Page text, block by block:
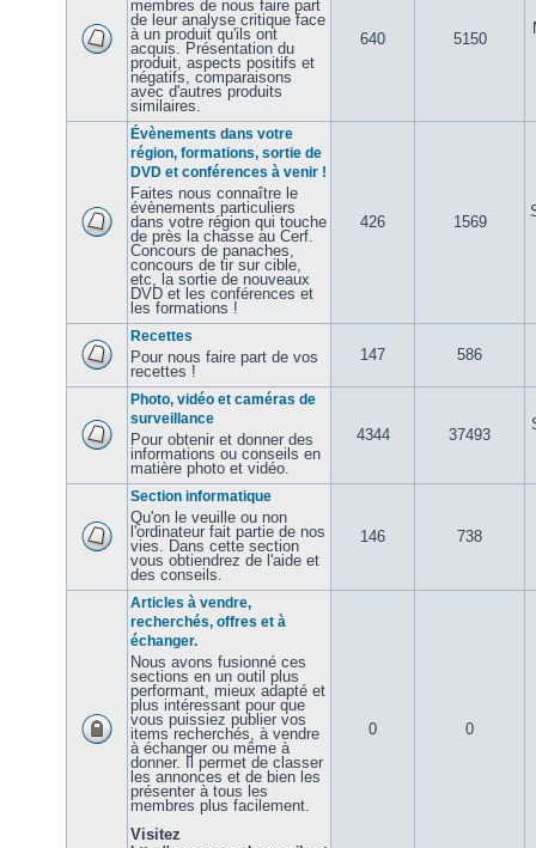
membres de nous faire part
de leur analyse critique face
à un produit qu'ils ont
acquis. Présentation du
produit, aspects positifs et
négatifs, comparaisons
avec d'autres produits
similaires.
640 5150
Évènements dans votre
région, formations, sortie de
DVD et conférences à venir !
Faites nous connaître le
évènements particuliers
dans votre région qui touche
de près la chasse au Cerf.
Concours de panaches,
concours de tir sur cible,
etc, la sortie de nouveaux
DVD et les conférences et
les formations !
426 1569
Recettes
Pour nous faire part de vos
recettes !
147 586
Photo, vidéo et caméras de
surveillance
Pour obtenir et donner des
informations ou conseils en
matière photo et vidéo.
4344 37493
Section informatique
Qu'on le veuille ou non
l'ordinateur fait partie de nos
vies. Dans cette section
vous obtiendrez de l'aide et
des conseils.
146 738
Articles à vendre,
recherchés, offres et à
échanger.
Nous avons fusionné ces
sections en un outil plus
performant, mieux adapté et
plus intéressant pour que
vous puissiez publier vos
items recherchés, à vendre
à échanger ou même à
donner. Il permet de classer
les annonces et de bien les
présenter à tous les
membres plus facilement.
Visitez
0 0